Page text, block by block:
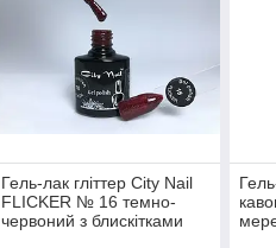
Гель-лак гліттер City Nail
FLICKER № 16 темно-
червоний з блискітками